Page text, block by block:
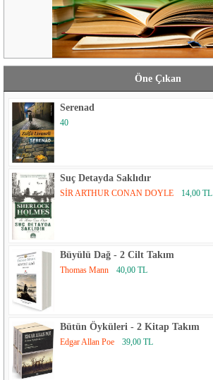
Öne Çıkan
Serenad
40
Suç Detayda Saklıdır
SİR ARTHUR CONAN DOYLE 14,00 TL
Büyülü Dağ - 2 Cilt Takım
Thomas Mann 40,00 TL
Bütün Öyküleri - 2 Kitap Takım
Edgar Allan Poe 39,00 TL